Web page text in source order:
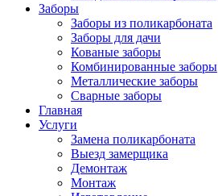
Заборы
Заборы из поликарбоната
Заборы для дачи
Кованые заборы
Комбинированные заборы
Металлические заборы
Сварные заборы
Главная
Услуги
Замена поликарбоната
Выезд замерщика
Демонтаж
Монтаж